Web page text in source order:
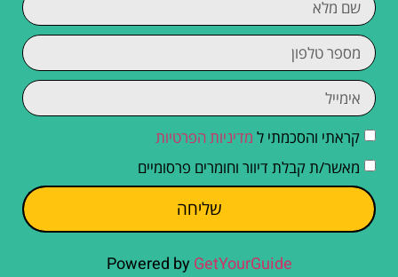
קראתי והסכמתי ל מדיניות הפרטיות
מאשר/ת קבלת דיוור וחומרים פרסומיים
שליחה
Powered by GetYourGuide